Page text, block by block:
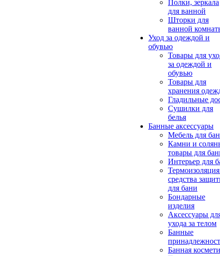
Полки, зеркала
для ванной
Шторки для
ванной
Уход за одеждой и
обувью
Товары для
за одеждой и
обувью
Товары для
хранения
Гладильные
Сушилки для
белья
Банные аксессуары
Мебель для
Камни и
товары для
Интерьер для
средства
для бани
Бондарные
изделия
Аксеcсуары
ухода за телом
Банные
Банная